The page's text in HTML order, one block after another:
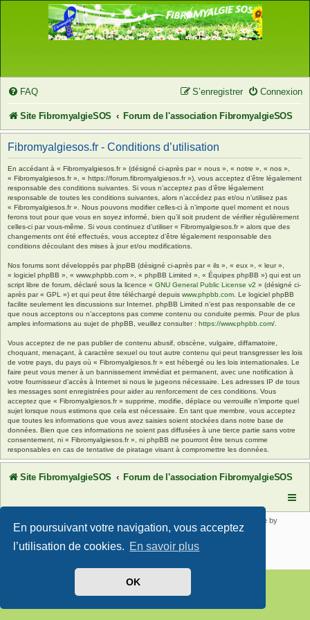
En poursuivant votre navigation, vous acceptez
l’utilisation de cookies. En savoir plus
OK
FAQ Connexion
S’enregistrer
Site FibromyalgieSOS Forum de l'association FibromyalgieSOS
Fibromyalgiesos.fr - Conditions d’utilisation
En accédant à « Fibromyalgiesos.fr » (désigné ci-après par « nous », « notre », « nos »,
« Fibromyalgiesos.fr », « https://forum.fibromyalgiesos.fr »), vous acceptez d’être légalement
responsable des conditions suivantes. Si vous n’acceptez pas d’être légalement
responsable de toutes les conditions suivantes, alors n’accédez pas et/ou n’utilisez pas
« Fibromyalgiesos.fr ». Nous pouvons modifier celles-ci à n’importe quel moment et nous
ferons tout pour que vous en soyez informé, bien qu’il soit prudent de vérifier régulièrement
celles-ci par vous-même. Si vous continuez d’utiliser « Fibromyalgiesos.fr » alors que des
changements ont été effectués, vous acceptez d’être légalement responsable des
conditions découlant des mises à jour et/ou modifications.
Nos forums sont développés par phpBB (désigné ci-après par « ils », « eux », « leur »,
« logiciel phpBB », « www.phpbb.com », « phpBB Limited », « Équipes phpBB ») qui est un
script libre de forum, déclaré sous la licence « GNU General Public License v2 » (désigné ci-
après par « GPL ») et qui peut être téléchargé depuis www.phpbb.com . Le logiciel phpBB
facilite seulement les discussions sur Internet. phpBB Limited n’est pas responsable de ce
que nous acceptons ou n’acceptons pas comme contenu ou conduite permis. Pour de plus
amples informations au sujet de phpBB, veuillez consulter : https://www.phpbb.com/
Vous acceptez de ne pas publier de contenu abusif, obscène, vulgaire, diffamatoire,
choquant, menaçant, à caractère sexuel ou tout autre contenu qui peut transgresser les lois
de votre pays, du pays où « Fibromyalgiesos.fr » est hébergé ou les lois internationales. Le
faire peut vous mener à un bannissement immédiat et permanent, avec une notification à
votre fournisseur d’accès à Internet si nous le jugeons nécessaire. Les adresses IP de tous
les messages sont enregistrées pour aider au renforcement de ces conditions. Vous
acceptez que « Fibromyalgiesos.fr » supprime, modifie, déplace ou verrouille n’importe quel
sujet lorsque nous estimons que cela est nécessaire. En tant que membre, vous acceptez
que toutes les informations que vous avez saisies soient stockées dans notre base de
données. Bien que ces informations ne soient pas diffusées à une tierce partie sans votre
consentement, ni « Fibromyalgiesos.fr », ni phpBB ne pourront être tenus comme
responsables en cas de tentative de piratage visant à compromettre les données.
Site FibromyalgieSOS Forum de l'association FibromyalgieSOS
® Forum Software © phpBB Limited | SE Square by
PhpBB3 BBCodes
Traduit parphpBB-fr.com